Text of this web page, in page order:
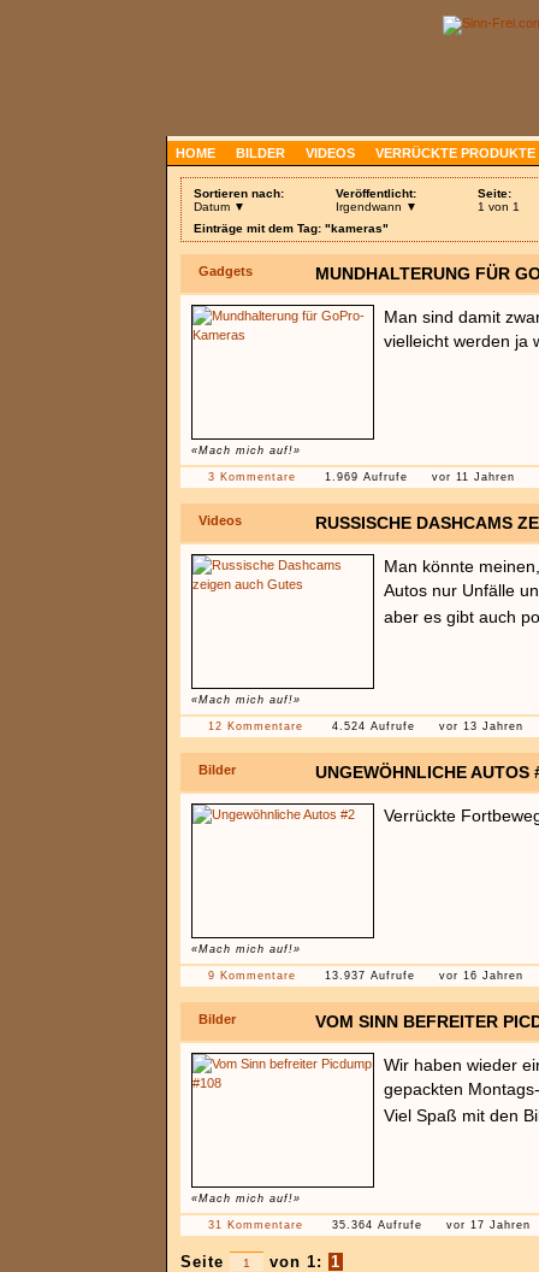
HOME BILDER VIDEOS VERRÜCKTE PRODUKTE
Sortieren nach:
Datum ▼
Veröffentlicht:
Irgendwann ▼
Seite:
1 von 1
Einträge mit dem Tag: "kameras"
Gadgets MUNDHALTERUNG FÜR
«Mach mich auf!»
Man sind damit
vielleicht werden ja
3 Kommentare 1.969 Aufrufe vor 11 Jahren
Videos RUSSISCHE DASHCAMS
«Mach mich auf!»
Man könnte
Autos nur Unfälle
aber es gibt auch
12 Kommentare 4.524 Aufrufe vor 13 Jahren
Bilder UNGEWÖHNLICHE AUTOS
«Mach mich auf!»
Verrückte
9 Kommentare 13.937 Aufrufe vor 16 Jahren
Bilder VOM SINN BEFREITER
«Mach mich auf!»
Wir haben wieder
gepackten
Viel Spaß mit den
31 Kommentare 35.364 Aufrufe vor 17 Jahren
Seite von 1: 1